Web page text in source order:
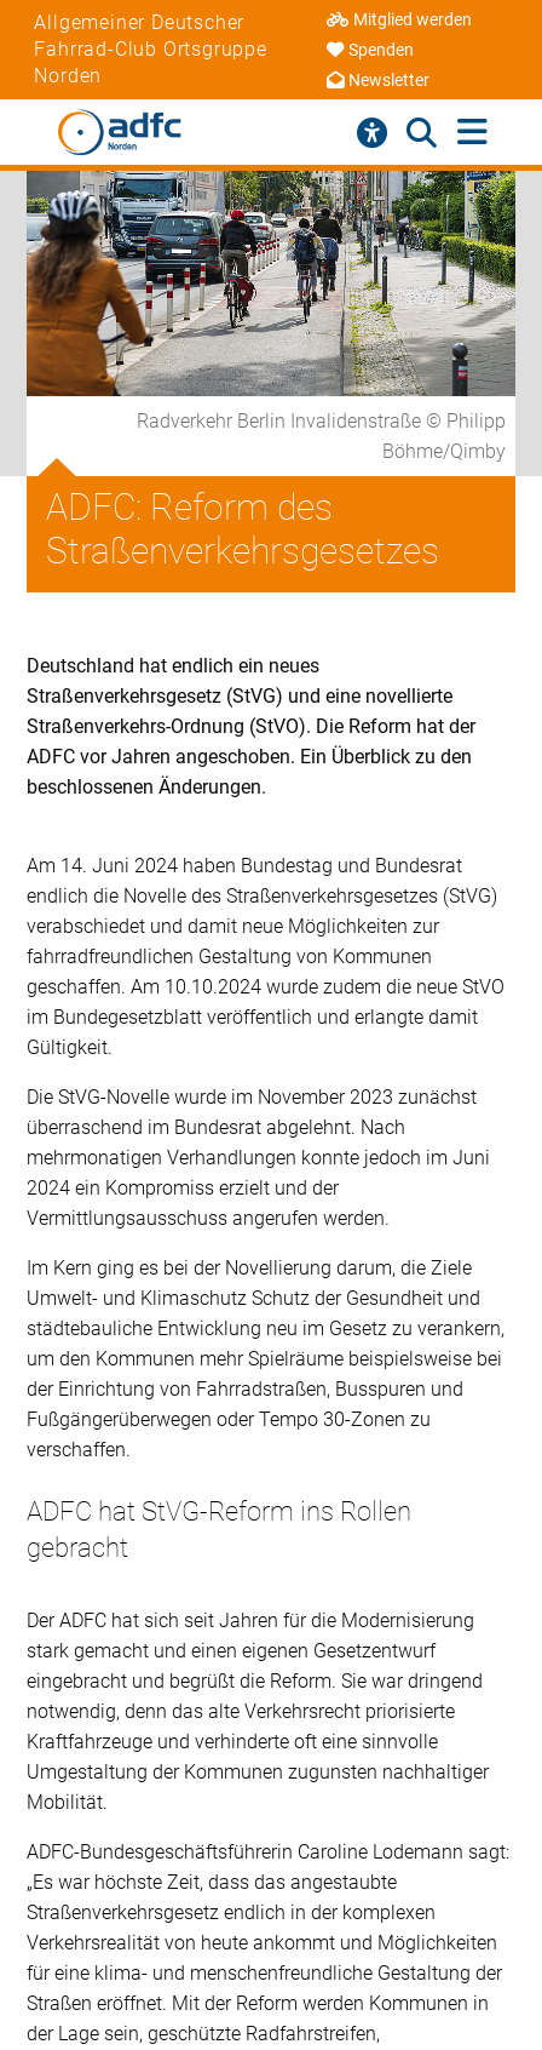
Allgemeiner Deutscher
Fahrrad-Club Ortsgruppe
Norden
Mitglied werden
Spenden
Newsletter
Radverkehr Berlin Invalidenstraße © Philipp
Böhme/Qimby
ADFC: Reform des
Straßenverkehrsgesetzes
Deutschland hat endlich ein neues
Straßenverkehrsgesetz (StVG) und eine novellierte
Straßenverkehrs-Ordnung (StVO). Die Reform hat der
ADFC vor Jahren angeschoben. Ein Überblick zu den
beschlossenen Änderungen.
Am 14. Juni 2024 haben Bundestag und Bundesrat
endlich die Novelle des Straßenverkehrsgesetzes (StVG)
verabschiedet und damit neue Möglichkeiten zur
fahrradfreundlichen Gestaltung von Kommunen
geschaffen. Am 10.10.2024 wurde zudem die neue StVO
im Bundegesetzblatt veröffentlich und erlangte damit
Gültigkeit.
Die StVG-Novelle wurde im November 2023 zunächst
überraschend im Bundesrat abgelehnt. Nach
mehrmonatigen Verhandlungen konnte jedoch im Juni
2024 ein Kompromiss erzielt und der
Vermittlungsausschuss angerufen werden.
Im Kern ging es bei der Novellierung darum, die Ziele
Umwelt- und Klimaschutz Schutz der Gesundheit und
städtebauliche Entwicklung neu im Gesetz zu verankern,
um den Kommunen mehr Spielräume beispielsweise bei
der Einrichtung von Fahrradstraßen, Busspuren und
Fußgängerüberwegen oder Tempo 30-Zonen zu
verschaffen.
ADFC hat StVG-Reform ins Rollen
gebracht
Der ADFC hat sich seit Jahren für die Modernisierung
stark gemacht und einen eigenen Gesetzentwurf
eingebracht und begrüßt die Reform. Sie war dringend
notwendig, denn das alte Verkehrsrecht priorisierte
Kraftfahrzeuge und verhinderte oft eine sinnvolle
Umgestaltung der Kommunen zugunsten nachhaltiger
Mobilität.
ADFC-Bundesgeschäftsführerin Caroline Lodemann sagt:
„Es war höchste Zeit, dass das angestaubte
Straßenverkehrsgesetz endlich in der komplexen
Verkehrsrealität von heute ankommt und Möglichkeiten
für eine klima- und menschenfreundliche Gestaltung der
Straßen eröffnet. Mit der Reform werden Kommunen in
der Lage sein, geschützte Radfahrstreifen,